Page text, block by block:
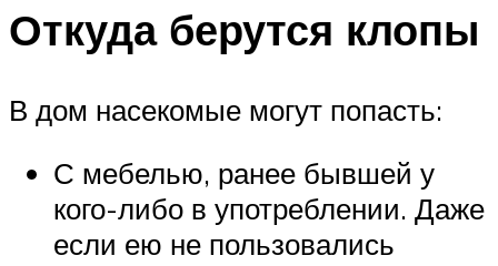
Откуда берутся клопы
В дом насекомые могут попасть:
С мебелью, ранее бывшей у
кого-либо в употреблении. Даже
если ею не пользовались